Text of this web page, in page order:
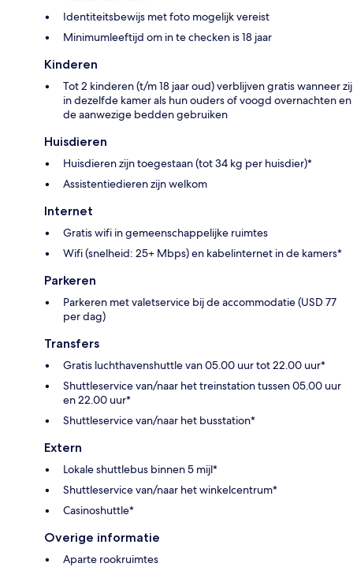
Identiteitsbewijs met foto mogelijk vereist
Minimumleeftijd om in te checken is 18 jaar
Kinderen
Tot 2 kinderen (t/m 18 jaar oud) verblijven gratis wanneer zij
in dezelfde kamer als hun ouders of voogd overnachten en
de aanwezige bedden gebruiken
Huisdieren
Huisdieren zijn toegestaan (tot 34 kg per huisdier)*
Assistentiedieren zijn welkom
Internet
Gratis wifi in gemeenschappelijke ruimtes
Wifi (snelheid: 25+ Mbps) en kabelinternet in de kamers*
Parkeren
Parkeren met valetservice bij de accommodatie (USD 77
per dag)
Transfers
Gratis luchthavenshuttle van 05.00 uur tot 22.00 uur*
Shuttleservice van/naar het treinstation tussen 05.00 uur
en 22.00 uur*
Shuttleservice van/naar het busstation*
Extern
Lokale shuttlebus binnen 5 mijl*
Shuttleservice van/naar het winkelcentrum*
Casinoshuttle*
Overige informatie
Aparte rookruimtes